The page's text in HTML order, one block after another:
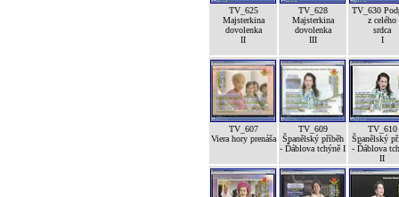
TV_625
Majsterkina
dovolenka
II
TV_628
Majsterkina
dovolenka
III
TV_630
z celého
srdca
I
TV_607
Viera hory prenáša
TV_609
Španělský příběh
- Ďáblova tchýně I
TV_610
Španělský
- Ďáblova
II